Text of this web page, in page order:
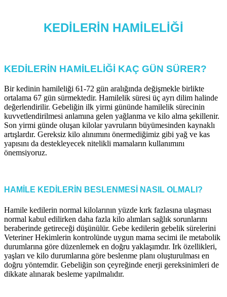
KEDİLERİN HAMİLELİĞİ
KEDİLERİN HAMİLELİĞİ KAÇ GÜN SÜRER?
Bir kedinin hamileliği 61-72 gün aralığında değişmekle birlikte
ortalama 67 gün sürmektedir. Hamilelik süresi üç ayrı dilim halinde
değerlendirilir. Gebeliğin ilk yirmi gününde hamilelik sürecinin
kuvvetlendirilmesi anlamına gelen yağlanma ve kilo alma şekillenir.
Son yirmi günde oluşan kilolar yavruların büyümesinden kaynaklı
artışlardır. Gereksiz kilo alınımını önermediğimiz gibi yağ ve kas
yapısını da destekleyecek nitelikli mamaların kullanımını
önemsiyoruz.
HAMİLE KEDİLERİN BESLENMESİ NASIL OLMALI?
Hamile kedilerin normal kilolarının yüzde kırk fazlasına ulaşması
normal kabul edilirken daha fazla kilo alımları sağlık sorunlarını
beraberinde getireceği düşünülür. Gebe kedilerin gebelik sürelerini
Veteriner Hekimlerin kontrolünde uygun mama secimi ile metabolik
durumlarına göre düzenlemek en doğru yaklaşımdır. Irk özellikleri,
yaşları ve kilo durumlarına göre beslenme planı oluşturulması en
doğru yöntemdir. Gebeliğin son çeyreğinde enerji gereksinimleri de
dikkate alınarak besleme yapılmalıdır.